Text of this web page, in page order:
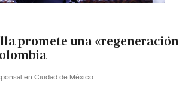
promete una «regeneración
en Ciudad de México